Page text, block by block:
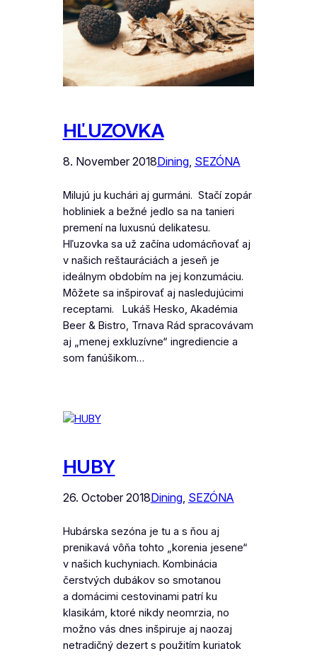
HĽUZOVKA
8. November 2018Dining, SEZÓNA
Milujú ju kuchári aj gurmáni. Stačí zopár
hobliniek a bežné jedlo sa na tanieri
premení na luxusnú delikatesu.
Hľuzovka sa už začína udomácňovať aj
v našich reštauráciách a jeseň je
ideálnym obdobím na jej konzumáciu.
Môžete sa inšpirovať aj nasledujúcimi
receptami. Lukáš Hesko, Akadémia
Beer & Bistro, Trnava Rád spracovávam
aj „menej exkluzívne“ ingrediencie a
som fanúšikom…
HUBY
26. October 2018Dining, SEZÓNA
Hubárska sezóna je tu a s ňou aj
prenikavá vôňa tohto „korenia jesene“
v našich kuchyniach. Kombinácia
čerstvých dubákov so smotanou
a domácimi cestovinami patrí ku
klasikám, ktoré nikdy neomrzia, no
možno vás dnes inšpiruje aj naozaj
netradičný dezert s použitím kuriatok